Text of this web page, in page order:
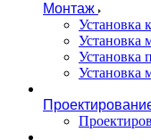
Монтаж
Установка
Установка
Установка
Установка